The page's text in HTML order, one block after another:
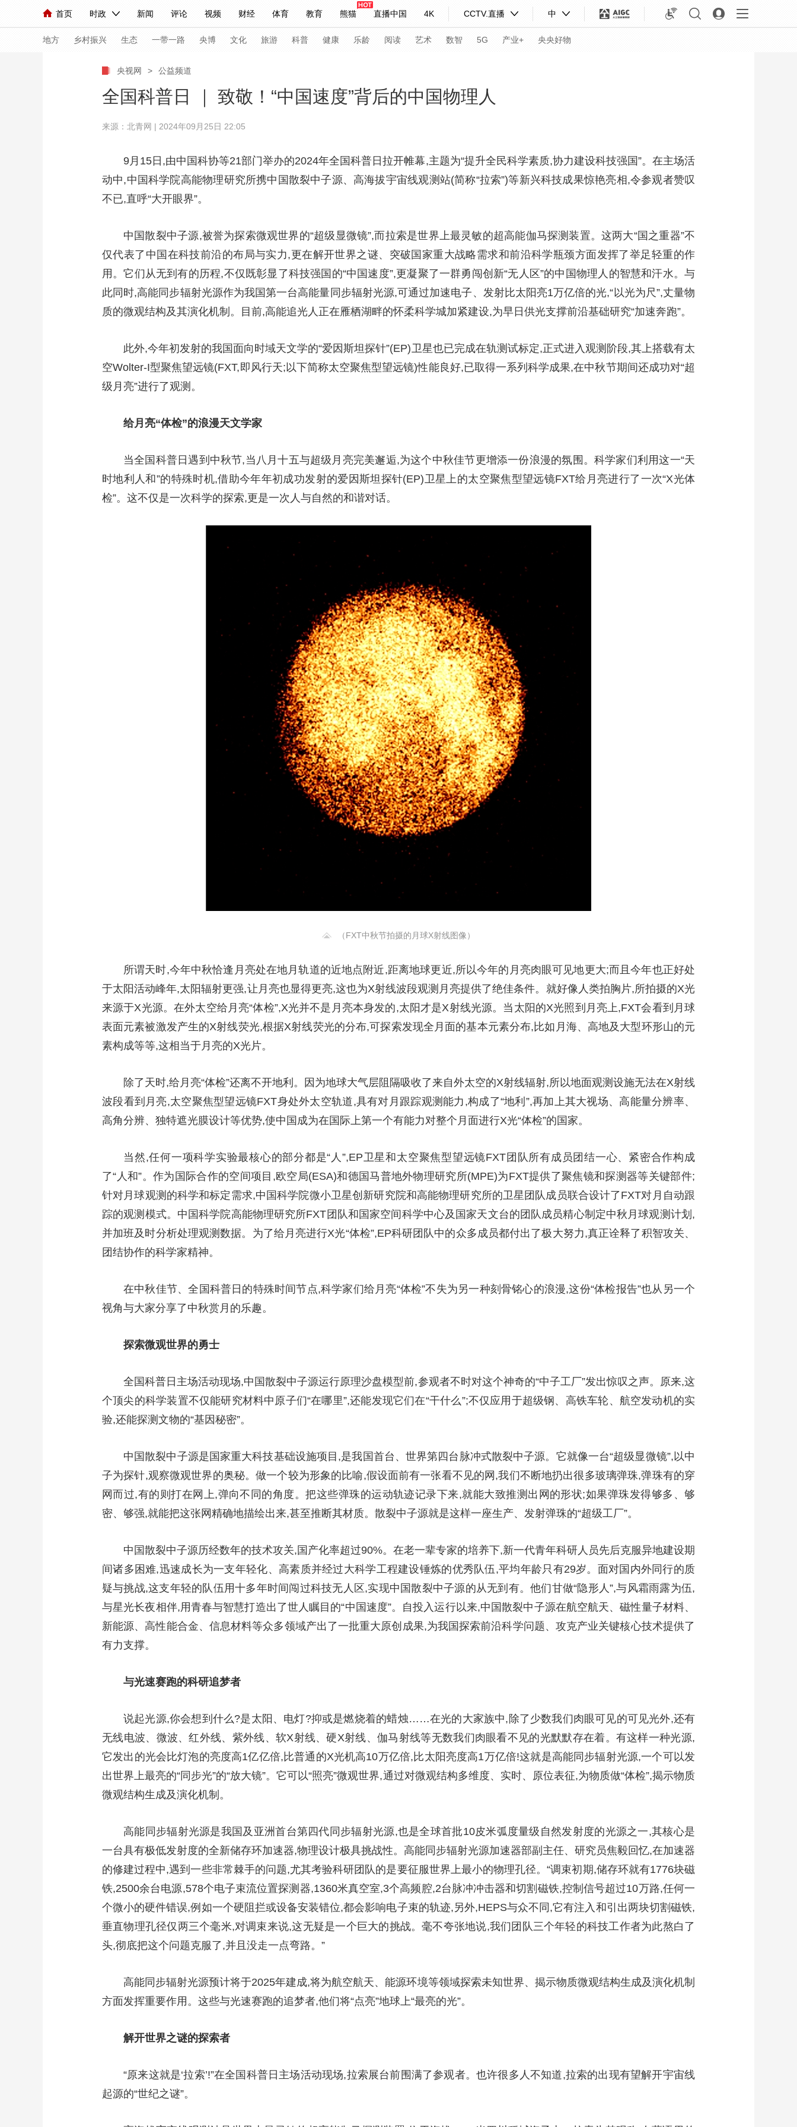
首页 时政 新闻 评论 视频 财经 体育 教育 熊猫 直播中国 4K CCTV.直播 中
人民领袖习近平 联播+ 中国领导人 央视快评 习式妙语 热解读 天天学习
直播 栏目大全 节目单 听音 微视频 主持人 下载央视影音
海外频道 iPanda English Монгол
地方 乡村振兴 生态 一带一路 央博 文化 旅游 科普 健康 乐龄 阅读 艺术 数智 5G 产业+ 央央好物
人民领袖习近平 联播+ 热解读 天天学习 习式妙语 央视快评 央视网评 光华锐评 锋面
小央视频 小央直播 直播中国 熊猫频道 VR/AR 4K专区 全景新闻
前线 比划 快看 蓝海中国
竞猜 2026年世界杯 2026年冬奥会 CBA NBA 中超 国足 国际足球 网球 综合体育 亚冬会
CCTV奥林匹克频道 生活体育大会 体育江湖 文化体育 冰雪道路 足球道路
大国展会 大国保险 云顶对话 云起 超级工厂 智敬中国 全民健康 颜选攻略 海洋 时尚 天气 才艺 网展 央央好物
CCTV.节目官网 直播 节目单
央视网 > 公益频道
全国科普日 ｜ 致敬！“中国速度”背后的中国物理人
来源：北青网 | 2024年09月25日 22:05
9月15日,由中国科协等21部门举办的2024年全国科普日拉开帷幕,主题为“提升全民科学素质,协力建设科技强国”。在主场活
动中,中国科学院高能物理研究所携中国散裂中子源、高海拔宇宙线观测站(简称“拉索”)等新兴科技成果惊艳亮相,令参观者赞叹
不已,直呼“大开眼界”。
中国散裂中子源,被誉为探索微观世界的“超级显微镜”,而拉索是世界上最灵敏的超高能伽马探测装置。这两大“国之重器”不
仅代表了中国在科技前沿的布局与实力,更在解开世界之谜、突破国家重大战略需求和前沿科学瓶颈方面发挥了举足轻重的作
用。它们从无到有的历程,不仅既彰显了科技强国的“中国速度”,更凝聚了一群勇闯创新“无人区”的中国物理人的智慧和汗水。与
此同时,高能同步辐射光源作为我国第一台高能量同步辐射光源,可通过加速电子、发射比太阳亮1万亿倍的光,“以光为尺”,丈量物
质的微观结构及其演化机制。目前,高能追光人正在雁栖湖畔的怀柔科学城加紧建设,为早日供光支撑前沿基础研究“加速奔跑”。
此外,今年初发射的我国面向时域天文学的“爱因斯坦探针”(EP)卫星也已完成在轨测试标定,正式进入观测阶段,其上搭载有太
空Wolter-I型聚焦望远镜(FXT,即风行天;以下简称太空聚焦型望远镜)性能良好,已取得一系列科学成果,在中秋节期间还成功对“超
级月亮”进行了观测。
给月亮“体检”的浪漫天文学家
当全国科普日遇到中秋节,当八月十五与超级月亮完美邂逅,为这个中秋佳节更增添一份浪漫的氛围。科学家们利用这一“天
时地利人和”的特殊时机,借助今年年初成功发射的爱因斯坦探针(EP)卫星上的太空聚焦型望远镜FXT给月亮进行了一次“X光体
检”。这不仅是一次科学的探索,更是一次人与自然的和谐对话。
（FXT中秋节拍摄的月球X射线图像）
所谓天时,今年中秋恰逢月亮处在地月轨道的近地点附近,距离地球更近,所以今年的月亮肉眼可见地更大;而且今年也正好处
于太阳活动峰年,太阳辐射更强,让月亮也显得更亮,这也为X射线波段观测月亮提供了绝佳条件。就好像人类拍胸片,所拍摄的X光
来源于X光源。在外太空给月亮“体检”,X光并不是月亮本身发的,太阳才是X射线光源。当太阳的X光照到月亮上,FXT会看到月球
表面元素被激发产生的X射线荧光,根据X射线荧光的分布,可探索发现全月面的基本元素分布,比如月海、高地及大型环形山的元
素构成等等,这相当于月亮的X光片。
除了天时,给月亮“体检”还离不开地利。因为地球大气层阻隔吸收了来自外太空的X射线辐射,所以地面观测设施无法在X射线
波段看到月亮,太空聚焦型望远镜FXT身处外太空轨道,具有对月跟踪观测能力,构成了“地利”,再加上其大视场、高能量分辨率、
高角分辨、独特遮光膜设计等优势,使中国成为在国际上第一个有能力对整个月面进行X光“体检”的国家。
当然,任何一项科学实验最核心的部分都是“人”,EP卫星和太空聚焦型望远镜FXT团队所有成员团结一心、紧密合作构成
了“人和”。作为国际合作的空间项目,欧空局(ESA)和德国马普地外物理研究所(MPE)为FXT提供了聚焦镜和探测器等关键部件;
针对月球观测的科学和标定需求,中国科学院微小卫星创新研究院和高能物理研究所的卫星团队成员联合设计了FXT对月自动跟
踪的观测模式。中国科学院高能物理研究所FXT团队和国家空间科学中心及国家天文台的团队成员精心制定中秋月球观测计划,
并加班及时分析处理观测数据。为了给月亮进行X光“体检”,EP科研团队中的众多成员都付出了极大努力,真正诠释了积智攻关、
团结协作的科学家精神。
在中秋佳节、全国科普日的特殊时间节点,科学家们给月亮“体检”不失为另一种刻骨铭心的浪漫,这份“体检报告”也从另一个
视角与大家分享了中秋赏月的乐趣。
探索微观世界的勇士
全国科普日主场活动现场,中国散裂中子源运行原理沙盘模型前,参观者不时对这个神奇的“中子工厂”发出惊叹之声。原来,这
个顶尖的科学装置不仅能研究材料中原子们“在哪里”,还能发现它们在“干什么”;不仅应用于超级钢、高铁车轮、航空发动机的实
验,还能探测文物的“基因秘密”。
中国散裂中子源是国家重大科技基础设施项目,是我国首台、世界第四台脉冲式散裂中子源。它就像一台“超级显微镜”,以中
子为探针,观察微观世界的奥秘。做一个较为形象的比喻,假设面前有一张看不见的网,我们不断地扔出很多玻璃弹珠,弹珠有的穿
网而过,有的则打在网上,弹向不同的角度。把这些弹珠的运动轨迹记录下来,就能大致推测出网的形状;如果弹珠发得够多、够
密、够强,就能把这张网精确地描绘出来,甚至推断其材质。散裂中子源就是这样一座生产、发射弹珠的“超级工厂”。
中国散裂中子源历经数年的技术攻关,国产化率超过90%。在老一辈专家的培养下,新一代青年科研人员先后克服异地建设期
间诸多困难,迅速成长为一支年轻化、高素质并经过大科学工程建设锤炼的优秀队伍,平均年龄只有29岁。面对国内外同行的质
疑与挑战,这支年轻的队伍用十多年时间闯过科技无人区,实现中国散裂中子源的从无到有。他们甘做“隐形人”,与风霜雨露为伍,
与星光长夜相伴,用青春与智慧打造出了世人瞩目的“中国速度”。自投入运行以来,中国散裂中子源在航空航天、磁性量子材料、
新能源、高性能合金、信息材料等众多领域产出了一批重大原创成果,为我国探索前沿科学问题、攻克产业关键核心技术提供了
有力支撑。
与光速赛跑的科研追梦者
说起光源,你会想到什么?是太阳、电灯?抑或是燃烧着的蜡烛……在光的大家族中,除了少数我们肉眼可见的可见光外,还有
无线电波、微波、红外线、紫外线、软X射线、硬X射线、伽马射线等无数我们肉眼看不见的光默默存在着。有这样一种光源,
它发出的光会比灯泡的亮度高1亿亿倍,比普通的X光机高10万亿倍,比太阳亮度高1万亿倍!这就是高能同步辐射光源,一个可以发
出世界上最亮的“同步光”的“放大镜”。它可以“照亮”微观世界,通过对微观结构多维度、实时、原位表征,为物质做“体检”,揭示物质
微观结构生成及演化机制。
高能同步辐射光源是我国及亚洲首台第四代同步辐射光源,也是全球首批10皮米弧度量级自然发射度的光源之一,其核心是
一台具有极低发射度的全新储存环加速器,物理设计极具挑战性。高能同步辐射光源加速器部副主任、研究员焦毅回忆,在加速器
的修建过程中,遇到一些非常棘手的问题,尤其考验科研团队的是要征服世界上最小的物理孔径。“调束初期,储存环就有1776块磁
铁,2500余台电源,578个电子束流位置探测器,1360米真空室,3个高频腔,2台脉冲冲击器和切割磁铁,控制信号超过10万路,任何一
个微小的硬件错误,例如一个硬阻拦或设备安装错位,都会影响电子束的轨迹,另外,HEPS与众不同,它有注入和引出两块切割磁铁,
垂直物理孔径仅两三个毫米,对调束来说,这无疑是一个巨大的挑战。毫不夸张地说,我们团队三个年轻的科技工作者为此熬白了
头,彻底把这个问题克服了,并且没走一点弯路。”
高能同步辐射光源预计将于2025年建成,将为航空航天、能源环境等领域探索未知世界、揭示物质微观结构生成及演化机制
方面发挥重要作用。这些与光速赛跑的追梦者,他们将“点亮”地球上“最亮的光”。
解开世界之谜的探索者
“原来这就是‘拉索’!”在全国科普日主场活动现场,拉索展台前围满了参观者。也许很多人不知道,拉索的出现有望解开宇宙线
起源的“世纪之谜”。